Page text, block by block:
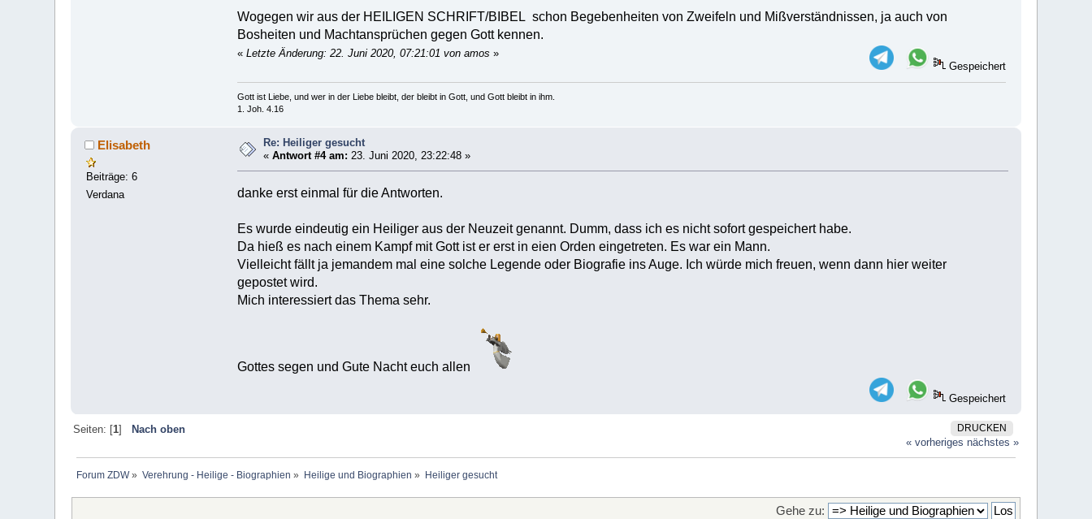
Wogegen wir aus der HEILIGEN SCHRIFT/BIBEL schon Begebenheiten von Zweifeln und Mißverständnissen, ja auch von
Bosheiten und Machtansprüchen gegen Gott kennen.
« Letzte Änderung: 22. Juni 2020, 07:21:01 von amos »
Gespeichert
Gott ist Liebe, und wer in der Liebe bleibt, der bleibt in Gott, und Gott bleibt in ihm.
1. Joh. 4.16
Elisabeth
Beiträge: 6
Verdana
Re: Heiliger gesucht
«Antwort #4 am: 23. Juni 2020, 23:22:48 »
danke erst einmal für die Antworten.
Es wurde eindeutig ein Heiliger aus der Neuzeit genannt. Dumm, dass ich es nicht sofort gespeichert habe.
Da hieß es nach einem Kampf mit Gott ist er erst in eien Orden eingetreten. Es war ein Mann.
Vielleicht fällt ja jemandem mal eine solche Legende oder Biografie ins Auge. Ich würde mich freuen, wenn dann hier weiter
gepostet wird.
Mich interessiert das Thema sehr.
Gottes segen und Gute Nacht euch allen
Gespeichert
DRUCKEN
Seiten: [1]
Nach oben
« vorheriges nächstes »
Forum ZDW» Verehrung - Heilige - Biographien » Heilige und Biographien » Heiliger gesucht
Gehe zu: